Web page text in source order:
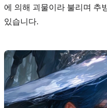
에 의해 괴물이라 불리며 추
있습니다.